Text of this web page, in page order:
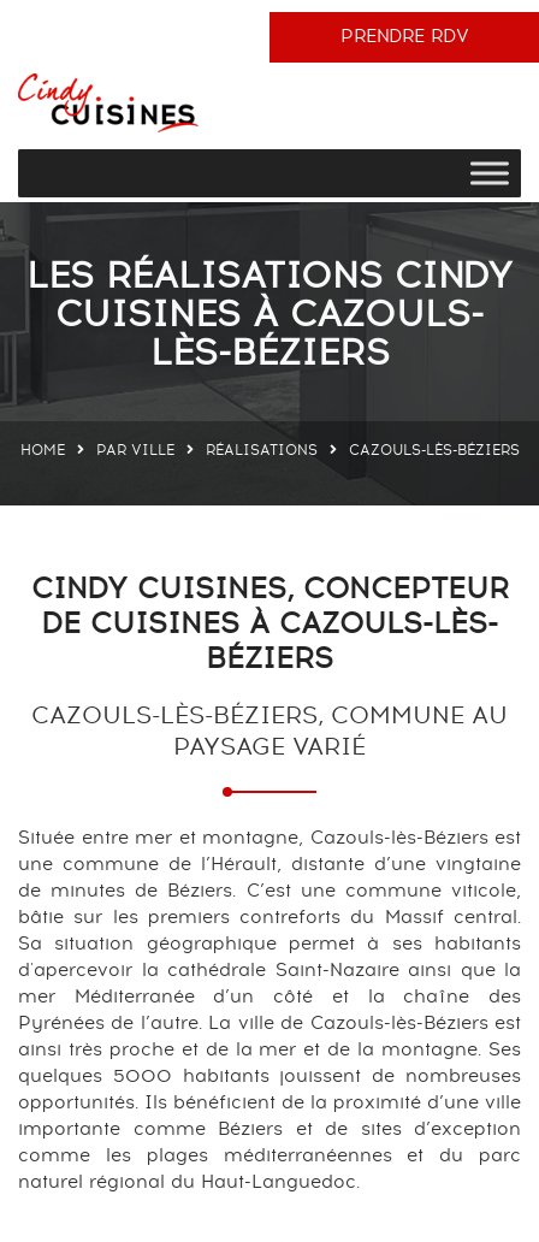
PRENDRE RDV
LES RÉALISATIONS CINDY
CUISINES À CAZOULS-
LÈS-BÉZIERS
HOME PAR VILLE RÉALISATIONS CAZOULS-LÈS-BÉZIERS
CINDY CUISINES, CONCEPTEUR
DE CUISINES À CAZOULS-LÈS-
BÉZIERS
CAZOULS-LÈS-BÉZIERS, COMMUNE AU
PAYSAGE VARIÉ
Située entre mer et montagne, Cazouls-lès-Béziers est
une commune de l’Hérault, distante d’une vingtaine
de minutes de Béziers. C’est une commune viticole,
bâtie sur les premiers contreforts du Massif central.
Sa situation géographique permet à ses habitants
d'apercevoir la cathédrale Saint-Nazaire ainsi que la
mer Méditerranée d’un côté et la chaîne des
Pyrénées de l’autre. La ville de Cazouls-lès-Béziers est
ainsi très proche et de la mer et de la montagne. Ses
quelques 5000 habitants jouissent de nombreuses
opportunités. Ils bénéficient de la proximité d’une ville
importante comme Béziers et de sites d’exception
comme les plages méditerranéennes et du parc
naturel régional du Haut-Languedoc.